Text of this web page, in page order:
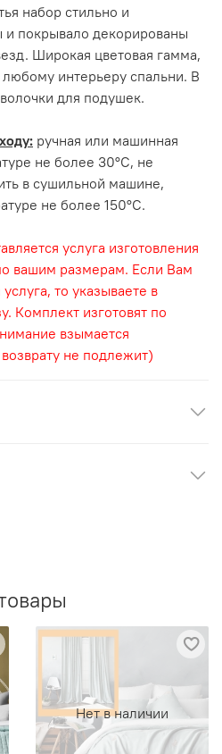
набор стильно и
покрывало декорированы
Широкая цветовая гамма,
интерьеру спальни. В
для подушек.
ручная или машинная
не более 30°С, не
в сушильной машине,
не более 150°С.
услуга изготовления
вашим размерам. Если Вам
то указываете в
Комплект изготовят по
взымается
не подлежит)
Нет в наличии